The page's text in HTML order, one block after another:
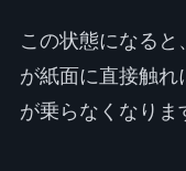
この状態になると
が紙面に直接触れ
が乗らなくなりま